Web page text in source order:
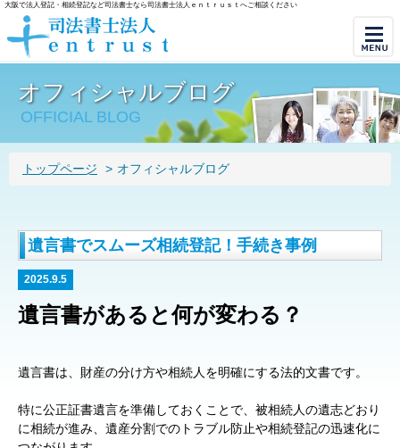
大阪で法人登記・相続登記など司法書士なら司法書士法人ｅｎｔｒｕｓｔへご相談ください
オフィシャルブログ
OFFICIAL BLOG
トップページ > オフィシャルブログ
遺言書でスムーズ相続登記！手続き事例
2025.9.5
遺言書があると何が変わる？
遺言書は、財産の分け方や相続人を明確にする法的文書です。
特に公正証書遺言を準備しておくことで、被相続人の遺志どおり
に相続が進み、遺産分割でのトラブル防止や相続登記の迅速化に